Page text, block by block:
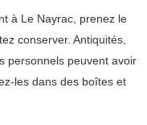
à Le Nayrac, prenez le
conserver. Antiquités,
personnels peuvent avoir
les dans des boîtes et